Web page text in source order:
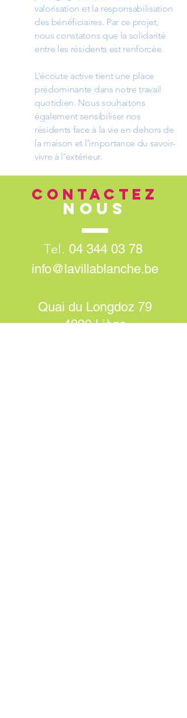
valorisation et la responsabilisation
des bénéficiaires. Par ce projet,
nous constatons que la solidarité
entre les résidents est renforcée.
L’écoute active tient une place
prédominante dans notre travail
quotidien. Nous souhaitons
également sensibiliser nos
résidents face à la vie en dehors de
la maison et l’importance du savoir-
vivre à l’extérieur.
CONTACTEZ
NOUS
Tel. 04 344 03 78
info@lavillablanche.be
Quai du Longdoz 79
4020 Liège